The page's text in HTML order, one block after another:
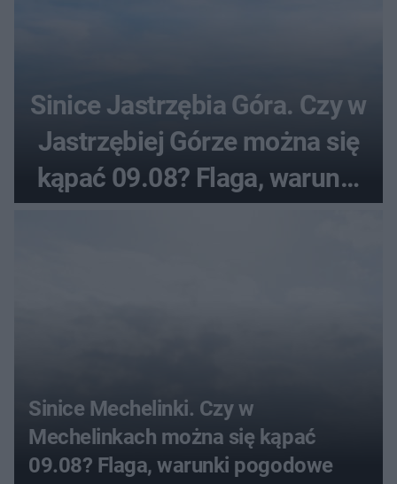
Sinice Jastrzębia Góra. Czy w
Jastrzębiej Górze można się
kąpać 09.08? Flaga, warunki
pogodowe
Sinice Mechelinki. Czy w
Mechelinkach można się kąpać
09.08? Flaga, warunki pogodowe